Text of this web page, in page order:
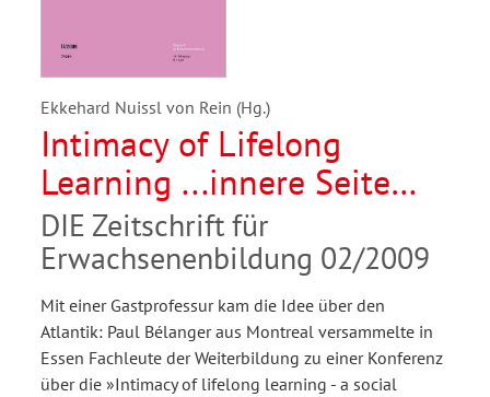
Ekkehard Nuissl von Rein (Hg.)
Intimacy of Lifelong
Learning ...innere Seite
des Lernens
DIE Zeitschrift für
Erwachsenenbildung 02/2009
Mit einer Gastprofessur kam die Idee über den
Atlantik: Paul Bélanger aus Montreal versammelte in
Essen Fachleute der Weiterbildung zu einer Konferenz
über die »Intimacy of lifelong learning - a social